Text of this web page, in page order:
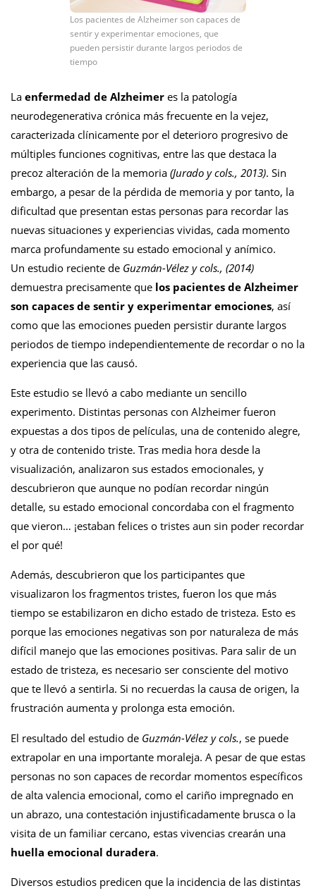
Los pacientes de Alzheimer son capaces de
sentir y experimentar emociones, que
pueden persistir durante largos periodos de
tiempo
La enfermedad de Alzheimer es la patología
neurodegenerativa crónica más frecuente en la vejez,
caracterizada clínicamente por el deterioro progresivo de
múltiples funciones cognitivas, entre las que destaca la
precoz alteración de la memoria (Jurado y cols., 2013). Sin
embargo, a pesar de la pérdida de memoria y por tanto, la
dificultad que presentan estas personas para recordar las
nuevas situaciones y experiencias vividas, cada momento
marca profundamente su estado emocional y anímico.
Un estudio reciente de Guzmán-Vélez y cols., (2014)
demuestra precisamente que los pacientes de Alzheimer
son capaces de sentir y experimentar emociones, así
como que las emociones pueden persistir durante largos
periodos de tiempo independientemente de recordar o no la
experiencia que las causó.
Este estudio se llevó a cabo mediante un sencillo
experimento. Distintas personas con Alzheimer fueron
expuestas a dos tipos de películas, una de contenido alegre,
y otra de contenido triste. Tras media hora desde la
visualización, analizaron sus estados emocionales, y
descubrieron que aunque no podían recordar ningún
detalle, su estado emocional concordaba con el fragmento
que vieron… ¡estaban felices o tristes aun sin poder recordar
el por qué!
Además, descubrieron que los participantes que
visualizaron los fragmentos tristes, fueron los que más
tiempo se estabilizaron en dicho estado de tristeza. Esto es
porque las emociones negativas son por naturaleza de más
difícil manejo que las emociones positivas. Para salir de un
estado de tristeza, es necesario ser consciente del motivo
que te llevó a sentirla. Si no recuerdas la causa de origen, la
frustración aumenta y prolonga esta emoción.
El resultado del estudio de Guzmán-Vélez y cols., se puede
extrapolar en una importante moraleja. A pesar de que estas
personas no son capaces de recordar momentos específicos
de alta valencia emocional, como el cariño impregnado en
un abrazo, una contestación injustificadamente brusca o la
visita de un familiar cercano, estas vivencias crearán una
huella emocional duradera.
Diversos estudios predicen que la incidencia de las distintas